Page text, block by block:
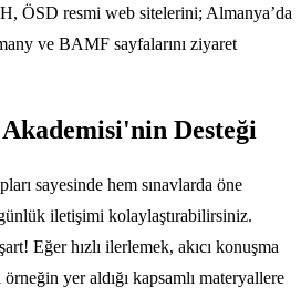
ÖSD resmi web sitelerini; Almanya’da
ve BAMF sayfalarını ziyaret
Desteği
sayesinde hem sınavlarda öne
iletişimi kolaylaştırabilirsiniz.
Eğer hızlı ilerlemek, akıcı konuşma
yer aldığı kapsamlı materyallere